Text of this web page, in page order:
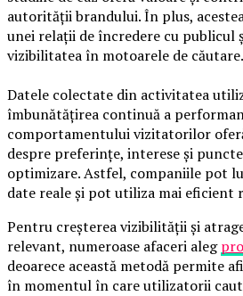
autorității brandului. În plus,
unei relații de încredere cu publicul
vizibilitatea în motoarele de căutare.
Datele colectate din activitatea
îmbunătățirea continuă a
comportamentului vizitatorilor
despre preferințe, interese și
optimizare. Astfel, companiile pot
date reale și pot utiliza mai eficient
Pentru creșterea vizibilității și
relevant, numeroase afaceri aleg
deoarece această metodă permite
în momentul în care utilizatorii